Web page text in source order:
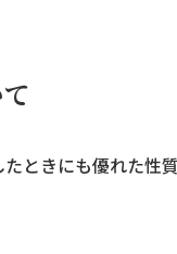
ときにも優れた性質